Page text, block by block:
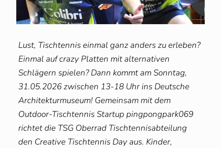
Lust, Tischtennis einmal ganz anders zu erleben?
Einmal auf crazy Platten mit alternativen
Schlägern spielen? Dann kommt am Sonntag,
31.05.2026 zwischen 13-18 Uhr ins Deutsche
Architekturmuseum! Gemeinsam mit dem
Outdoor-Tischtennis Startup pingpongpark069
richtet die TSG Oberrad Tischtennisabteilung
den Creative Tischtennis Day aus. Kinder,